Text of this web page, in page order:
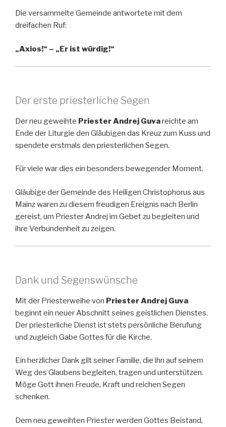
Die versammelte Gemeinde antwortete mit dem
dreifachen Ruf:
„Axios!“ – „Er ist würdig!“
Der erste priesterliche Segen
Der neu geweihte Priester Andrej Guvareichte am
Ende der Liturgie den Gläubigen das Kreuz zum Kuss und
spendete erstmals den priesterlichen Segen.
Für viele war dies ein besonders bewegender Moment.
Gläubige der Gemeinde des Heiligen Christophorus aus
Mainz waren zu diesem freudigen Ereignis nach Berlin
gereist, um Priester Andrej im Gebet zu begleiten und
ihre Verbundenheit zu zeigen.
Dank und Segenswünsche
Mit der Priesterweihe von Priester Andrej Guva
beginnt ein neuer Abschnitt seines geistlichen Dienstes.
Der priesterliche Dienst ist stets persönliche Berufung
und zugleich Gabe Gottes für die Kirche.
Ein herzlicher Dank gilt seiner Familie, die ihn auf seinem
Weg des Glaubens begleiten, tragen und unterstützen.
Möge Gott ihnen Freude, Kraft und reichen Segen
schenken.
Dem neu geweihten Priester werden Gottes Beistand,